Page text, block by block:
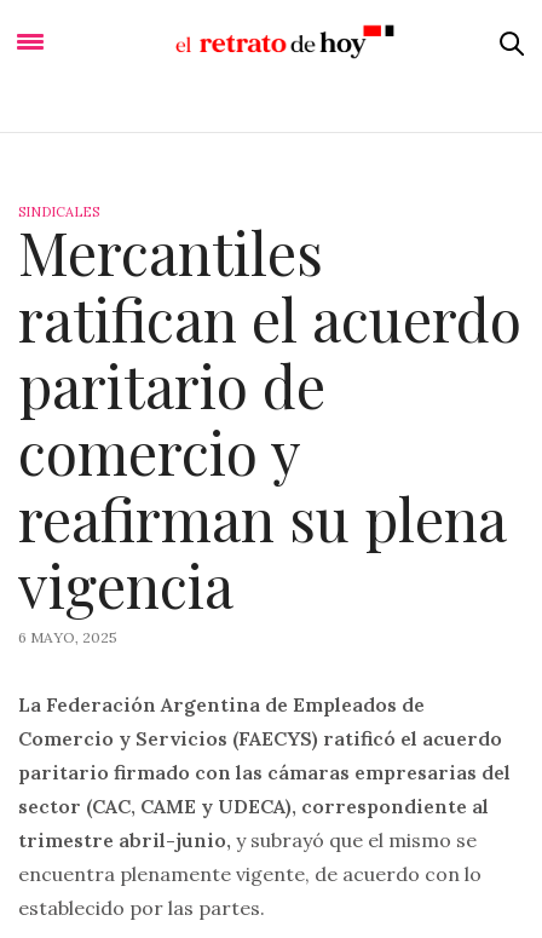
SINDICALES
Mercantiles
ratifican el acuerdo
paritario de
comercio y
reafirman su plena
vigencia
6 MAYO, 2025
La Federación Argentina de Empleados de
Comercio y Servicios (FAECYS) ratificó el acuerdo
paritario firmado con las cámaras empresarias del
sector (CAC, CAME y UDECA), correspondiente al
trimestre abril-junio, y subrayó que el mismo se
encuentra plenamente vigente, de acuerdo con lo
establecido por las partes.